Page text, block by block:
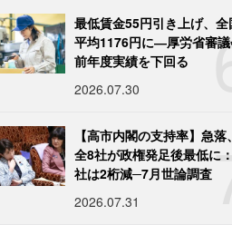
最低賃金55円引き上げ、全
平均1176円に―厚労省審
前年度実績を下回る
2026.07.30
【高市内閣の支持率】急落、
全8社が政権発足後最低に
社は2桁減─7月世論調査
2026.07.31